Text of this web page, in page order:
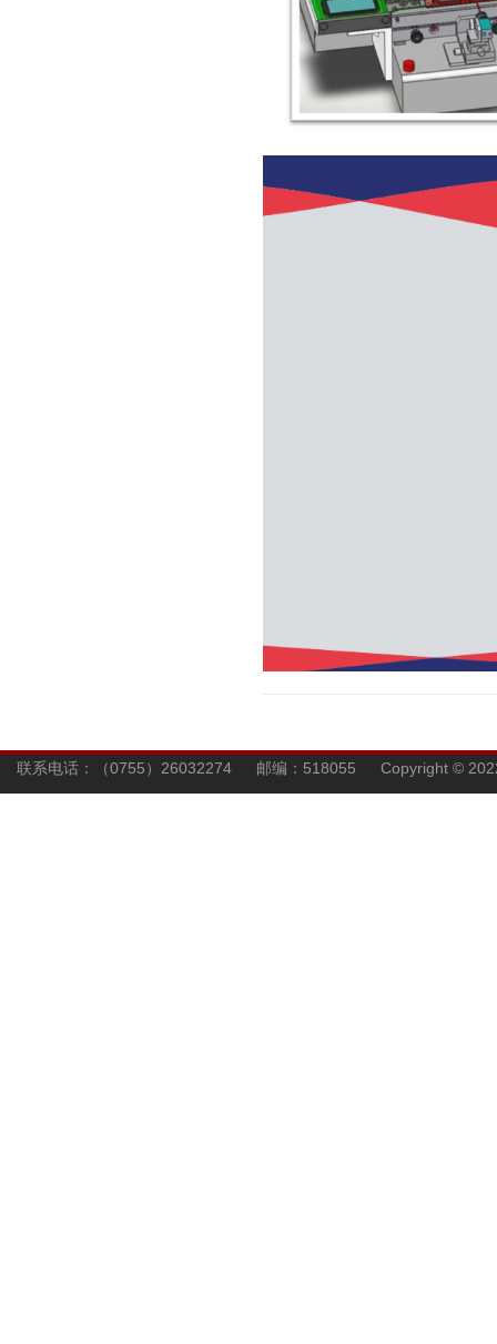
联系电话：（0755）26032274 邮编：518055 Copyright ©